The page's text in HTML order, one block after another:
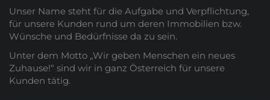
Unser Name steht für die Aufgabe und Verpflichtung,
für unsere Kunden rund um deren Immobilien bzw.
Wünsche und Bedürfnisse da zu sein.
Unter dem Motto „Wir geben Menschen ein neues
Zuhause!“ sind wir in ganz Österreich für unsere
Kunden tätig.